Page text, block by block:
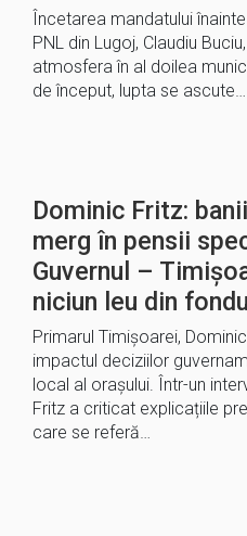
Încetarea mandatului
PNL din Lugoj, Claudiu
atmosfera în al doilea
de început, lupta se ascute…
Dominic Fritz:
merg în pensii
Guvernul –
niciun leu din
Primarul Timișoarei,
impactul deciziilor
local al orașului. Într-un
Fritz a criticat explicațiile
care se referă…